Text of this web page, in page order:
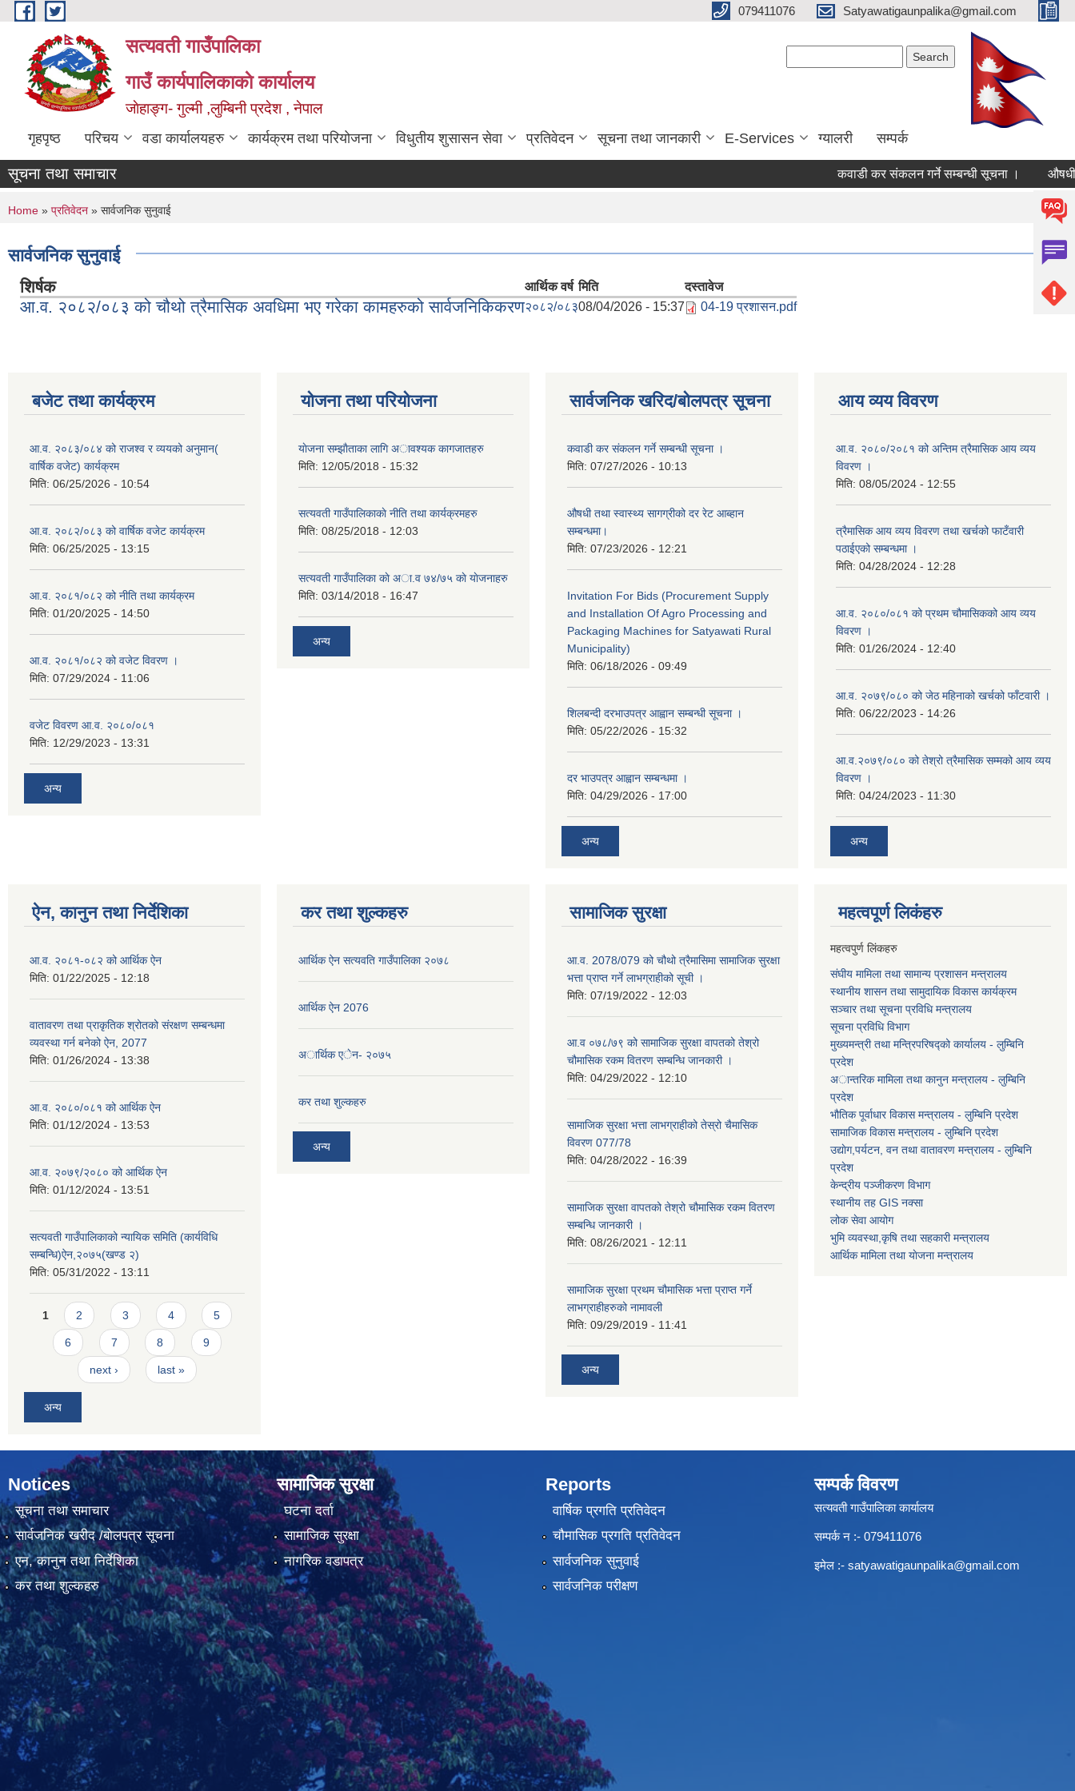
Skip to main content 079411076 Satyawatigaunpalika@gmail.com
सत्यवती गाउँपालिका
गाउँ कार्यपालिकाकाे कार्यालय
जाेहाङ्ग- गुल्मी ,लुम्बिनी प्रदेश , नेपाल
गृहपृष्ठ परिचय वडा कार्यालयहरु कार्यक्रम तथा परियोजना विधुतीय शुसासन सेवा प्रतिवेदन सूचना तथा जानकारी E-Services ग्यालरी सम्पर्क
सूचना तथा समाचार कवाडी कर संकलन गर्ने सम्बन्धी सूचना । औषधी
You are here
Home » प्रतिवेदन » सार्वजनिक सुनुवाई
सार्वजनिक सुनुवाई
शिर्षक आर्थिक वर्ष मिति दस्तावेज
आ.व. २०८२/०८३ को चौथो त्रैमासिक अवधिमा भए गरेका कामहरुको सार्वजनिकिकरण२०८२/०८३08/04/2026 - 15:37 04-19 प्रशासन.pdf
बजेट तथा कार्यक्रम
आ.व. २०८३/०८४ को राजश्व र व्ययको अनुमान(
वार्षिक वजेट) कार्यक्रम
मिति: 06/25/2026 - 10:54
आ.व. २०८२/०८३ को वार्षिक वजेट कार्यक्रम
मिति: 06/25/2025 - 13:15
आ.व. २०८१/०८२ को नीति तथा कार्यक्रम
मिति: 01/20/2025 - 14:50
आ.व. २०८१/०८२ को वजेट विवरण ।
मिति: 07/29/2024 - 11:06
वजेट विवरण आ.व. २०८०/०८१
मिति: 12/29/2023 - 13:31
अन्य
योजना तथा परियोजना
याेजना सम्झाैताका लागि अावश्यक कागजातहरु
मिति: 12/05/2018 - 15:32
सत्यवती गाउँपालिकाकाे नीति तथा कार्यक्रमहरु
मिति: 08/25/2018 - 12:03
सत्यवती गाउँपालिका काे अा‍.व ७४/७५ काे याेजनाहरु
मिति: 03/14/2018 - 16:47
अन्य
सार्वजनिक खरिद/बोलपत्र सूचना
कवाडी कर संकलन गर्ने सम्बन्धी सूचना ।
मिति: 07/27/2026 - 10:13
औषधी तथा स्वास्थ्य सागग्रीको दर रेट आब्हान
सम्बन्धमा।
मिति: 07/23/2026 - 12:21
Invitation For Bids (Procurement Supply
and Installation Of Agro Processing and
Packaging Machines for Satyawati Rural
Municipality)
मिति: 06/18/2026 - 09:49
शिलबन्दी दरभाउपत्र आह्वान सम्बन्धी सूचना ।
मिति: 05/22/2026 - 15:32
दर भाउपत्र आह्वान सम्बन्धमा ।
मिति: 04/29/2026 - 17:00
अन्य
आय व्यय विवरण
आ.व. २०८०/२०८१ को अन्तिम त्रैमासिक आय व्यय
विवरण ।
मिति: 08/05/2024 - 12:55
त्रैमासिक आय व्यय विवरण तथा खर्चको फाटँवारी
पठाईएको सम्बन्धमा ।
मिति: 04/28/2024 - 12:28
आ.व. २०८०/०८१ को प्रथम चौमासिकको आय व्यय
विवरण ।
मिति: 01/26/2024 - 12:40
आ.व. २०७९/०८० को जेठ महिनाको खर्चको फाँटवारी ।
मिति: 06/22/2023 - 14:26
आ.व.२०७९/०८० को तेश्रो त्रैमासिक सम्मको आय व्यय
विवरण ।
मिति: 04/24/2023 - 11:30
अन्य
ऐन, कानुन तथा निर्देशिका
आ.व. २०८१-०८२ को आर्थिक ऐन
मिति: 01/22/2025 - 12:18
वातावरण तथा प्राकृतिक श्रोतको संरक्षण सम्बन्धमा
व्यवस्था गर्न बनेको ऐन, 2077
मिति: 01/26/2024 - 13:38
आ.व. २०८०/०८१ को आर्थिक ऐन
मिति: 01/12/2024 - 13:53
आ.व. २०७९/२०८० को आर्थिक ऐन
मिति: 01/12/2024 - 13:51
सत्यवती गाउँपालिकाको न्यायिक समिति (कार्यविधि
सम्बन्धि)ऐन,२०७५(खण्ड २)
मिति: 05/31/2022 - 13:11
Pages
1 2 3 4 5
6 7 8 9
next › last »
अन्य
कर तथा शुल्कहरु
आर्थिक ऐन सत्यवति गाउँपालिका २०७८
आर्थिक ऐन 2076
अार्थिक एेन- २०७५
कर तथा शुल्कहरु
अन्य
सामाजिक सुरक्षा
आ.व. 2078/079 को चौथो त्रैमासिमा सामाजिक सुरक्षा
भत्ता प्राप्त गर्ने लाभग्राहीको सूची ।
मिति: 07/19/2022 - 12:03
आ.व ०७८/७९ को सामाजिक सुरक्षा वापतको तेश्रो
चौमासिक रकम वितरण सम्बन्धि जानकारी ।
मिति: 04/29/2022 - 12:10
सामाजिक सुरक्षा भत्ता लाभग्राहीको तेस्रो चैमासिक
विवरण 077/78
मिति: 04/28/2022 - 16:39
सामाजिक सुरक्षा वापतको तेश्रो चौमासिक रकम वितरण
सम्बन्धि जानकारी ।
मिति: 08/26/2021 - 12:11
सामाजिक सुरक्षा प्रथम चौमासिक भत्ता प्राप्त गर्ने
लाभग्राहीहरुको नामावली
मिति: 09/29/2019 - 11:41
अन्य
महत्वपूर्ण लि‌कंंहरु
महत्वपुर्ण लिंकहरु
संघीय मामिला तथा सामान्य प्रशासन मन्त्रालय
स्थानीय शासन तथा सामुदायिक विकास कार्यक्रम
सञ्चार तथा सूचना प्रविधि मन्त्रालय
सूचना प्रविधि विभाग
मुख्यमन्त्री तथा मन्त्रिपरिषद्को कार्यालय - लुम्बिनि
प्रदेश
अान्तरिक मामिला तथा कानुन मन्त्रालय - लुम्बिनि
प्रदेश
भौतिक पूर्वाधार विकास मन्त्रालय - लुम्बिनि प्रदेश
सामाजिक विकास मन्त्रालय - लुम्बिनि प्रदेश
उद्याेग,पर्यटन, वन तथा वातावरण मन्त्रालय - लुम्बिनि
प्रदेश
केन्द्रीय पञ्जीकरण विभाग
स्थानीय तह GIS नक्सा
लोक सेवा आयोग
भुमि व्यवस्था,कृषि तथा सहकारी मन्त्रालय
आर्थिक मामिला तथा याेजना मन्त्रालय
Notices
सूचना तथा समाचार
सार्वजनिक खरीद /बोलपत्र सूचना
एन, कानुन तथा निर्देशिका
कर तथा शुल्कहरु
सामाजिक सुरक्षा
घटना दर्ता
सामाजिक सुरक्षा
नागरिक वडापत्र
Reports
वार्षिक प्रगति प्रतिवेदन
चौमासिक प्रगति प्रतिवेदन
सार्वजनिक सुनुवाई
सार्वजनिक परीक्षण
सम्पर्क विवरण
सत्यवती गाउँपालिका कार्यालय
सम्पर्क न‌ :- 079411076
इमेल :- satyawatigaunpalika@gmail.com